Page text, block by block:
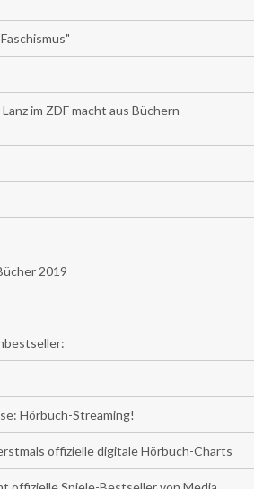
im ZDF macht aus Büchern
2019
Hörbuch-Streaming!
offizielle digitale Hörbuch-Charts